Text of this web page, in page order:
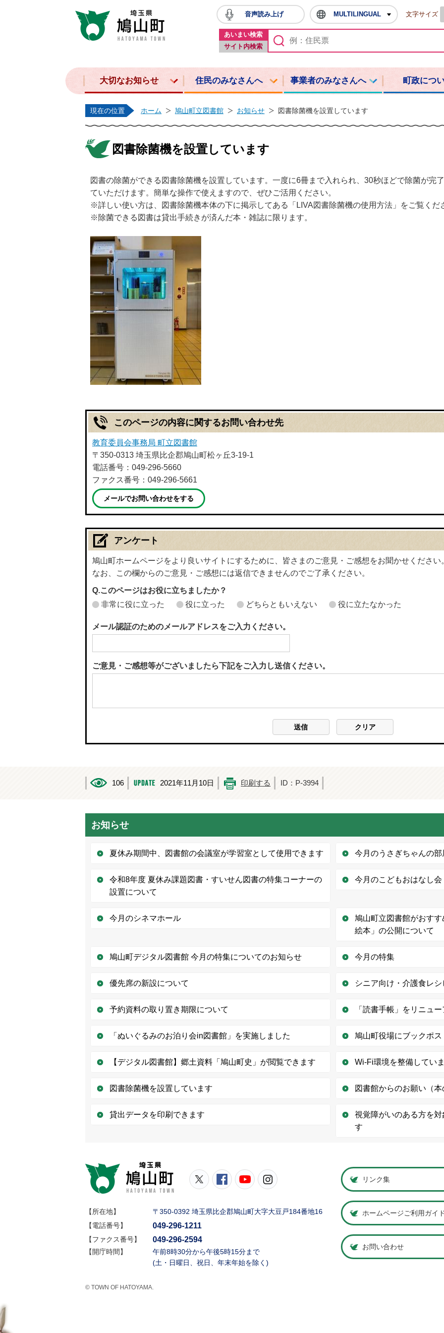
鳩山町ホームページ
音声読み上げ MULTILINGUAL 文字サイズ
あいまい検索
サイト内検索
大切なお知らせ 住民のみなさんへ 事業者のみなさんへ 町政につ
現在の位置 ホーム 鳩山町立図書館 お知らせ 図書除菌機を設置しています
図書除菌機を設置しています
図書の除菌ができる図書除菌機を設置しています。一度に6冊まで入れられ、30秒ほどで除菌が完
ていただけます。簡単な操作で使えますので、ぜひご活用ください。
※詳しい使い方は、図書除菌機本体の下に掲示してある「LIVA図書除菌機の使用方法」をご覧くだ
※除菌できる図書は貸出手続きが済んだ本・雑誌に限ります。
このページの内容に関するお問い合わせ先
教育委員会事務局 町立図書館
〒350-0313 埼玉県比企郡鳩山町松ヶ丘3-19-1
電話番号：049-296-5660
ファクス番号：049-296-5661
メールでお問い合わせをする
アンケート
鳩山町ホームページをより良いサイトにするために、皆さまのご意見・ご感想をお聞かせください
なお、この欄からのご意見・ご感想には返信できませんのでご了承ください。
Q.このページはお役に立ちましたか？
非常に役に立った
役に立った どちらともいえない 役に立たなかった
メール認証のためのメールアドレスをご入力ください。
ご意見・ご感想等がございましたら下記をご入力し送信ください。
106 2021年11月10日 印刷する ID：P-3994
お知らせ
夏休み期間中、図書館の会議室が学習室として使用できます 今月のうさぎちゃんの部
令和8年度 夏休み課題図書・すいせん図書の特集コーナーの
設置について
今月のこどもおはなし会
今月のシネマホール
鳩山町立図書館がおす
絵本」の公開について
鳩山町デジタル図書館 今月の特集についてのお知らせ 今月の特集
優先席の新設について シニア向け・介護食レ
予約資料の取り置き期限について 「読書手帳」をリニュ
「ぬいぐるみのお泊り会in図書館」を実施しました 鳩山町役場にブックポ
【デジタル図書館】郷土資料「鳩山町史」が閲覧できます Wi-Fi環境を整備してい
図書除菌機を設置しています 図書館からのお願い（
貸出データを印刷できます
視覚障がいのある方を
す
鳩山町
鳩山町公式Twitter
鳩山町公式Facebook
鳩山町公式YouTube
鳩山町公式Instagram
【所在地】
〒350-0392 埼玉県比企郡鳩山町大字大豆戸184番地16
【電話番号】
049-296-1211
【ファクス番号】 049-296-2594
【開庁時間】
午前8時30分から午後5時15分まで
(土・日曜日、祝日、年末年始を除く)
リンク集
ホームページご利用ガイ
お問い合わせ
© TOWN OF HATOYAMA.